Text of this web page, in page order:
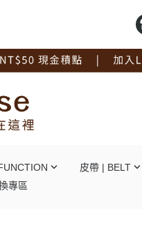
皮帶 | BELT
專區